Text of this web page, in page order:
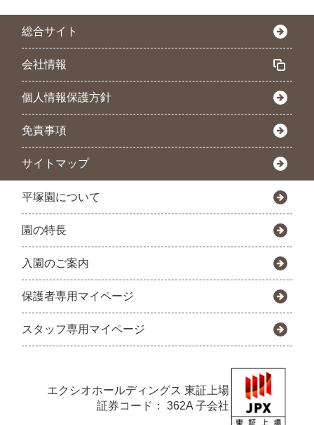
総合サイト
会社情報
個人情報保護方針
免責事項
サイトマップ
平塚園について
園の特長
入園のご案内
保護者専用マイページ
スタッフ専用マイページ
エクシオホールディングス 東証上場
証券コード： 362A 子会社